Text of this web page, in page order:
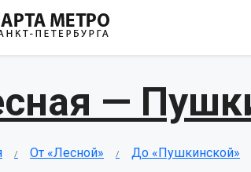
—
От «Лесной» До «Пушкинской»